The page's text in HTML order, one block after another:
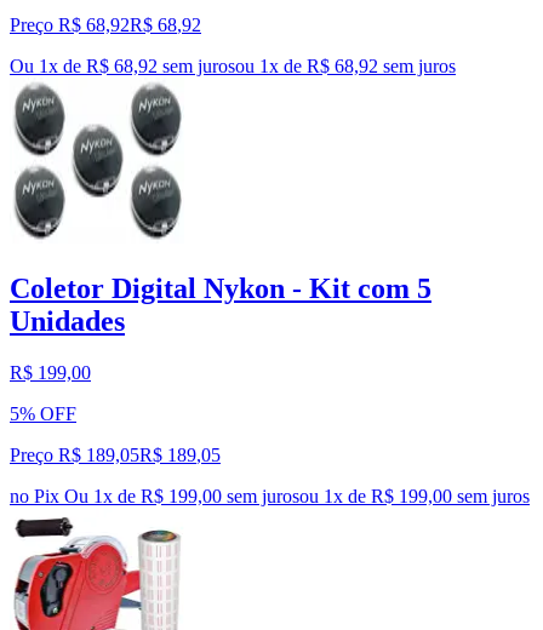
Preço R$ 68,92R$ 68,92
Ou 1x de R$ 68,92 sem jurosou 1x de R$ 68,92 sem juros
Coletor Digital Nykon - Kit com 5
Unidades
R$ 199,00
5% OFF
Preço R$ 189,05R$ 189,05
no Pix Ou 1x de R$ 199,00 sem jurosou 1x de R$ 199,00 sem juros